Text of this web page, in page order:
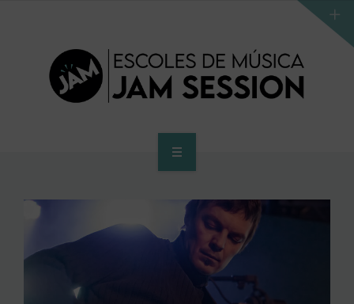
ESCOLA
PROGRAMA D’ACCÉS AL SUPERIOR